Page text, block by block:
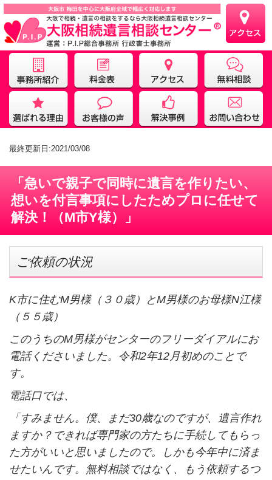
最終更新日:2021/03/08
「急いで親子で同時に遺言を作りたい、
想いを付言事項にしたためプロに任せて
解決！（M市Y様）」
ご依頼の状況
K市に住むM男様（３０歳）とM男様のお母様N江様
（５５歳）
このうちのM男様がセンターのフリーダイアルにお
電話くださいました。令和2年12月初めのことで
す。
電話口では、
「すみません。僕、まだ30歳なのですが、遺言作れ
ますか？できれば専門家の方たちに手続してもらっ
た方がいいと思いましたので。しかも今年中に済ま
せたいんです。無料相談ではなく、もう依頼するつ